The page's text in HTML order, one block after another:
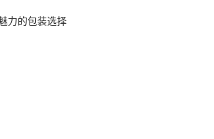
力的包装选择